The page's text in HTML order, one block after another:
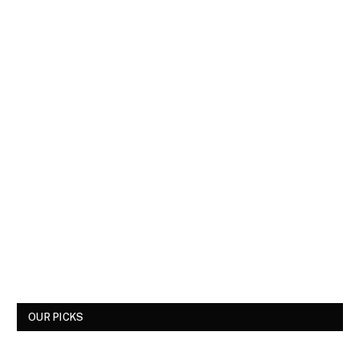
OUR PICKS